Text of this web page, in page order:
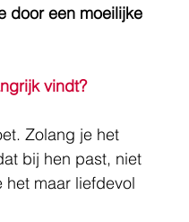
door een moeilijke
vindt?
Zolang je het
bij hen past, niet
het maar liefdevol